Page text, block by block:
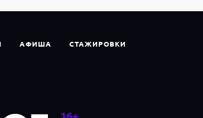
АФИША СТАЖИРОВКИ